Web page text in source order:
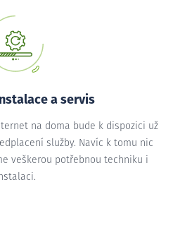
a servis
na doma bude k dispozici už
služby. Navíc k tomu nic
veškerou potřebnou techniku i